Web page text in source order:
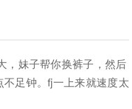
，妹子帮你换裤子，然后
足钟。fj一上来就速度太